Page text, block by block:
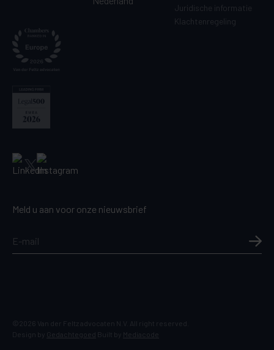
Juridische informatie
Klachtenregeling
Meld u aan voor onze nieuwsbrief
©2026 Van der Feltz advocaten N.V. All right reserved.
Design by
Gedachtegoed Built by Mediacode